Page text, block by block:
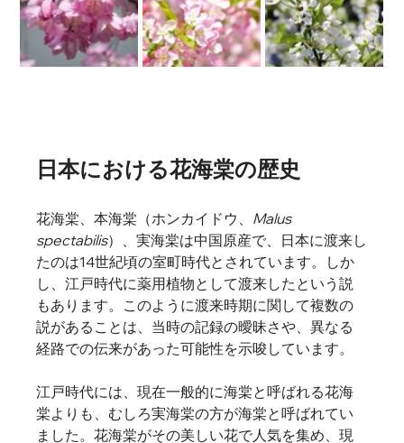
日本における花海棠の歴史
花海棠、本海棠（ホンカイドウ、 Malus
spectabilis）、実海棠は中国原産で、日本に渡来し
たのは14世紀頃の室町時代とされています。しか
し、江戸時代に薬用植物として渡来したという説
もあります。このように渡来時期に関して複数の
説があることは、当時の記録の曖昧さや、異なる
経路での伝来があった可能性を示唆しています。
江戸時代には、現在一般的に海棠と呼ばれる花海
棠よりも、むしろ実海棠の方が海棠と呼ばれてい
ました。花海棠がその美しい花で人気を集め、現